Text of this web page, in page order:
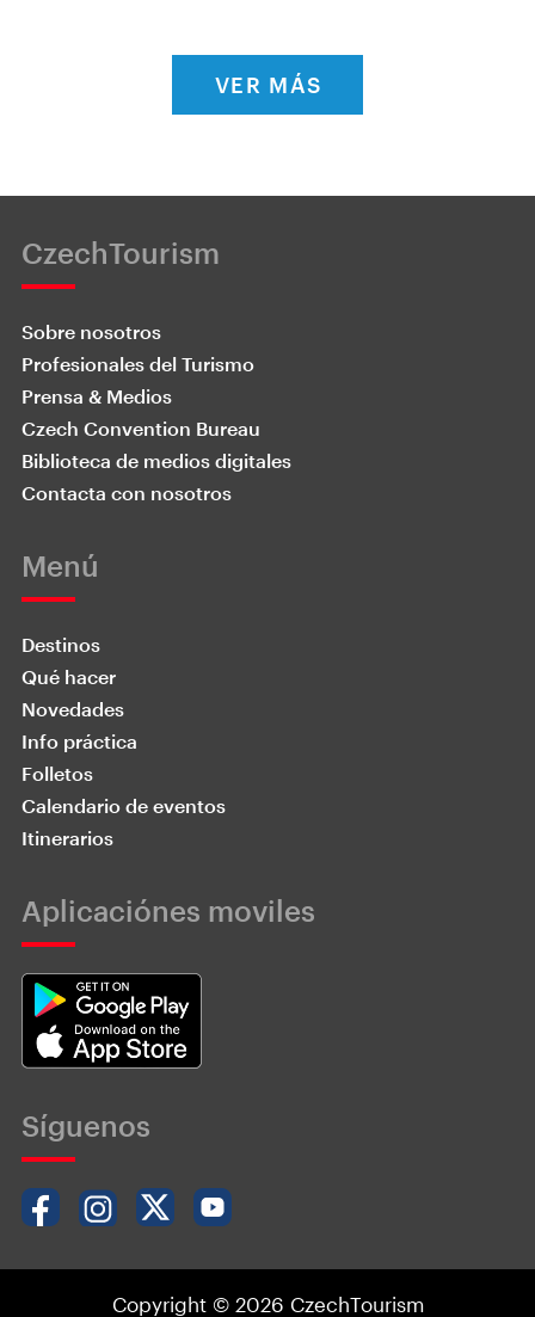
VER MÁS
CzechTourism
Sobre nosotros
Profesionales del Turismo
Prensa & Medios
Czech Convention Bureau
Biblioteca de medios digitales
Contacta con nosotros
Menú
Destinos
Qué hacer
Novedades
Info práctica
Folletos
Calendario de eventos
Itinerarios
Aplicaciónes moviles
Síguenos
Copyright © 2026 CzechTourism